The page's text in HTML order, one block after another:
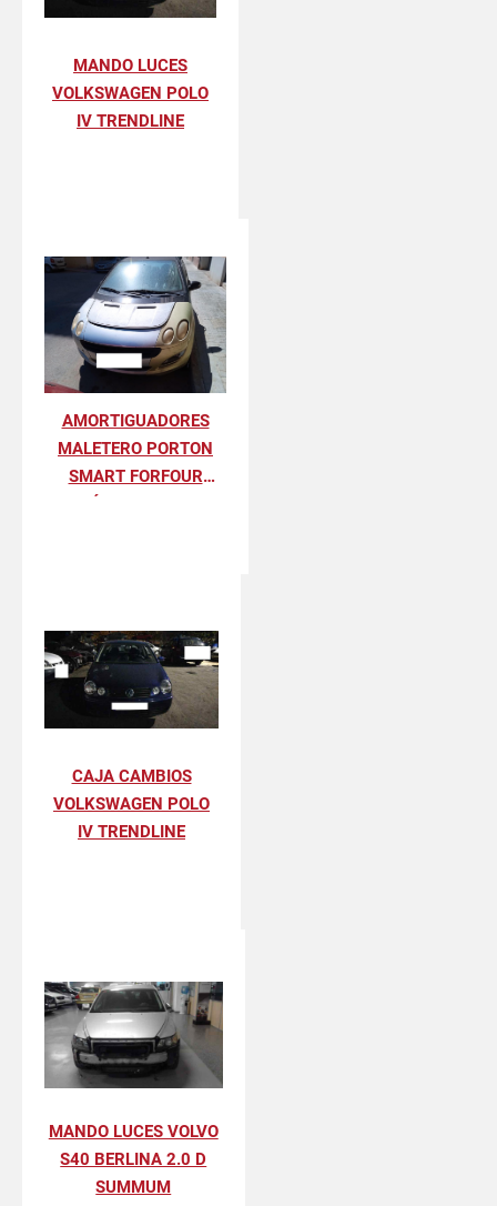
MANDO LUCES
VOLKSWAGEN POLO
IV TRENDLINE
AMORTIGUADORES
MALETERO PORTON
SMART FORFOUR
CAJA CAMBIOS
VOLKSWAGEN POLO
IV TRENDLINE
MANDO LUCES VOLVO
S40 BERLINA 2.0 D
SUMMUM